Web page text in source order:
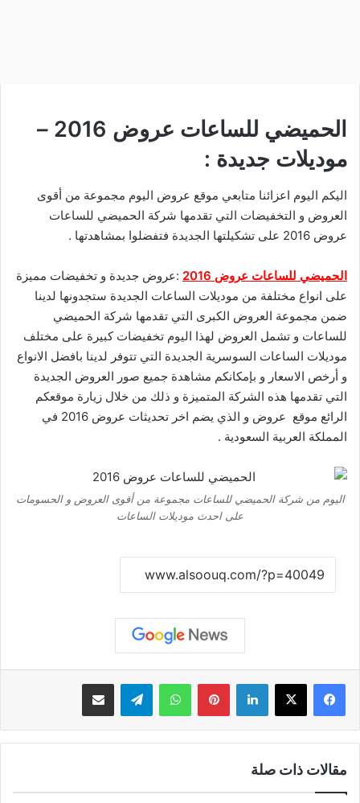
الحميضي للساعات عروض 2016 –
موديلات جديدة :
اليكم اليوم اعزائنا متابعي موقع عروض اليوم مجموعة من أقوى
العروض و التخفيضات التي تقدمها شركة الحميضي للساعات
عروض 2016 على تشكيلتها الجديدة فتفضلوا بمشاهدتها .
الحميضي للساعات عروض 2016
:عروض جديدة و تخفيضات مميزة
على انواع مختلفة من موديلات الساعات الجديدة ستجدونها لدينا
ضمن مجموعة العروض الكبرى التي تقدمها شركة الحميضي
للساعات و تشمل العروض لهذا اليوم تخفيضات كبيرة على مختلف
موديلات الساعات السوسرية الجديدة التي تتوفر لدينا بافضل الانواع
و أرخص الاسعار و بإمكانكم مشاهدة جميع صور العروض الجديدة
التي تقدمها هذه الشركة المتميزة و ذلك من خلال زيارة موقعكم
الرائع موقع عروض
و الذي يضم اخر تحديثات عروض 2016 في
المملكة العربية السعودية .
اليوم من شركة الحميضي للساعات مجموعة من أقوى العروض و الحسومات
على احدث موديلات الساعات
لينكدإن بينتيريستواتساب تيلقرام مشاركة عبر البريد
مقالات ذات صلة